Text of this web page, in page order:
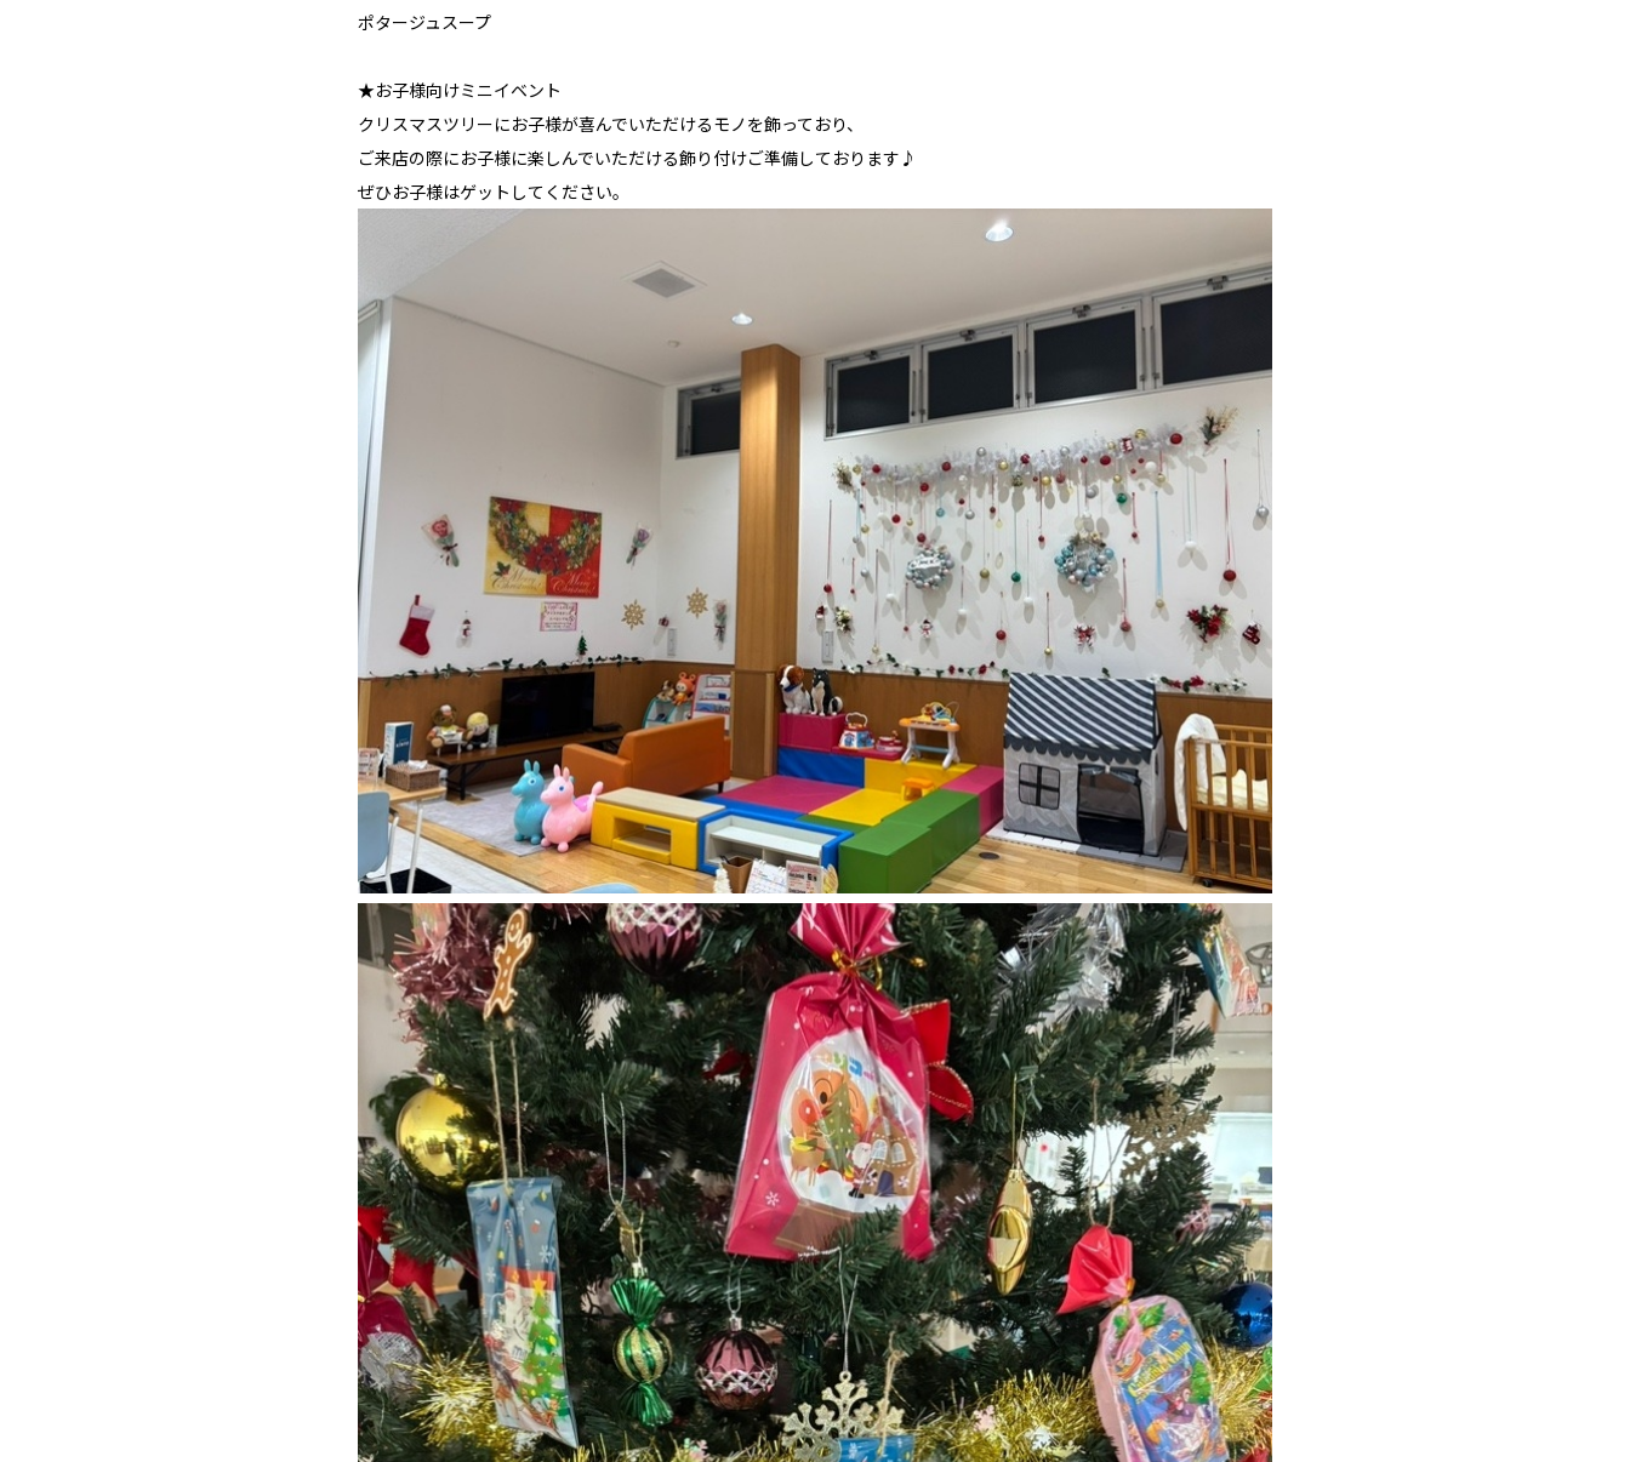
ポタージュスープ
★お子様向けミニイベント
クリスマスツリーにお子様が喜んでいただけるモノを飾っており、
ご来店の際にお子様に楽しんでいただける飾り付けご準備しております♪
ぜひお子様はゲットしてください。